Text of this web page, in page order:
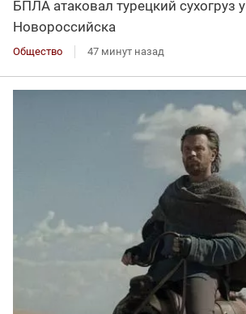
БПЛА атаковал турецкий сухогруз у
Новороссийска
Общество 47 минут назад